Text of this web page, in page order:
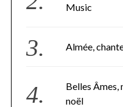
Music
Almée,
Belles Âmes,
noël